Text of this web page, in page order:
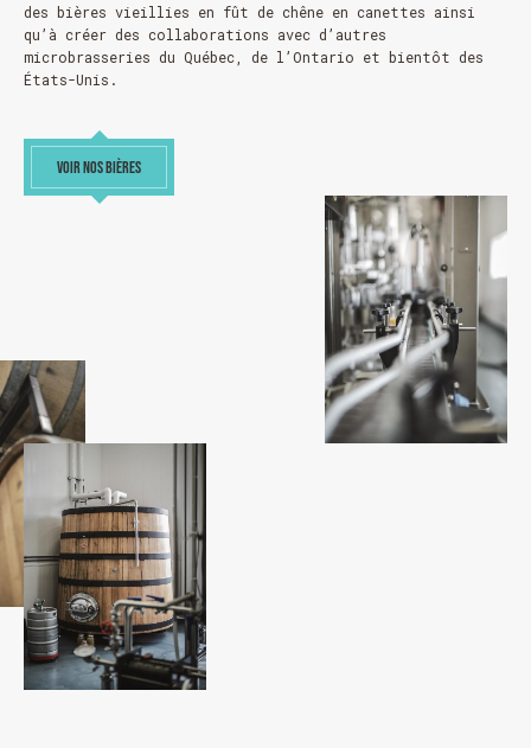
des bières vieillies en fût de chêne en canettes ainsi
qu’à créer des collaborations avec d’autres
microbrasseries du Québec, de l’Ontario et bientôt des
États-Unis.
VOIR NOS BIÈRES